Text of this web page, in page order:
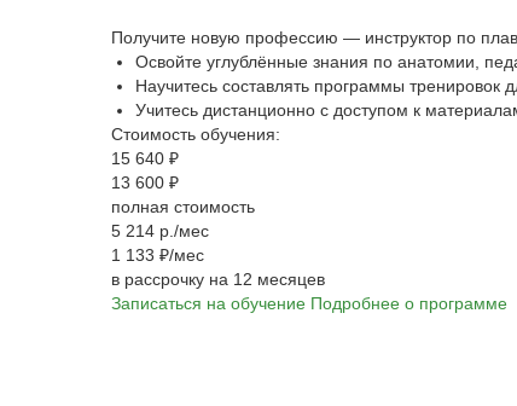
Получите новую профессию — инструктор по
Освойте углублённые знания по анатомии,
Научитесь составлять программы тренировок
Учитесь дистанционно с доступом к
Стоимость обучения:
15 640 ₽
13 600 ₽
полная стоимость
5 214 р./мес
1 133 ₽/мес
в рассрочку на 12 месяцев
Записаться на обучение Подробнее о программе